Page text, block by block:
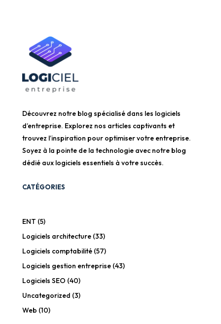
Découvrez notre blog spécialisé dans les logiciels
d’entreprise. Explorez nos articles captivants et
trouvez l’inspiration pour optimiser votre entreprise.
Soyez à la pointe de la technologie avec notre blog
dédié aux logiciels essentiels à votre succès.
CATÉGORIES
ENT (5)
Logiciels architecture(33)
Logiciels comptabilité(57)
Logiciels gestion entreprise(43)
Logiciels SEO (40)
Uncategorized (3)
Web (10)